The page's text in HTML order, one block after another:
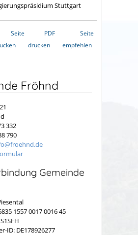
Stuttgart
Seite
PDF
drucken
Seite
empfehlen
Fröhnd
332
790
Gemeinde
1557 0017 0016 45
ID: DE178926277